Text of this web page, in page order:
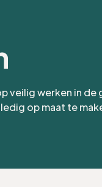
veilig werken in de
op maat te